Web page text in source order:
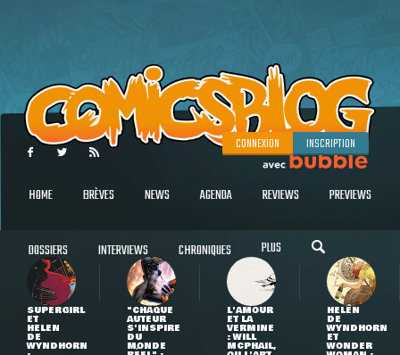
CONNEXION INSCRIPTION
HOME BRÈVES NEWS AGENDA REVIEWS PREVIEWS
DOSSIERS INTERVIEWS CHRONIQUES PLUS
SUPERGIRL
ET
HELEN
DE
WYNDHORN
"CHAQUE
AUTEUR
S'INSPIRE
DU
MONDE
L'AMOUR
ET LA
VERMINE
: WILL
MCPHAIL,
HELEN
DE
WYNDHORN
ET
WONDER